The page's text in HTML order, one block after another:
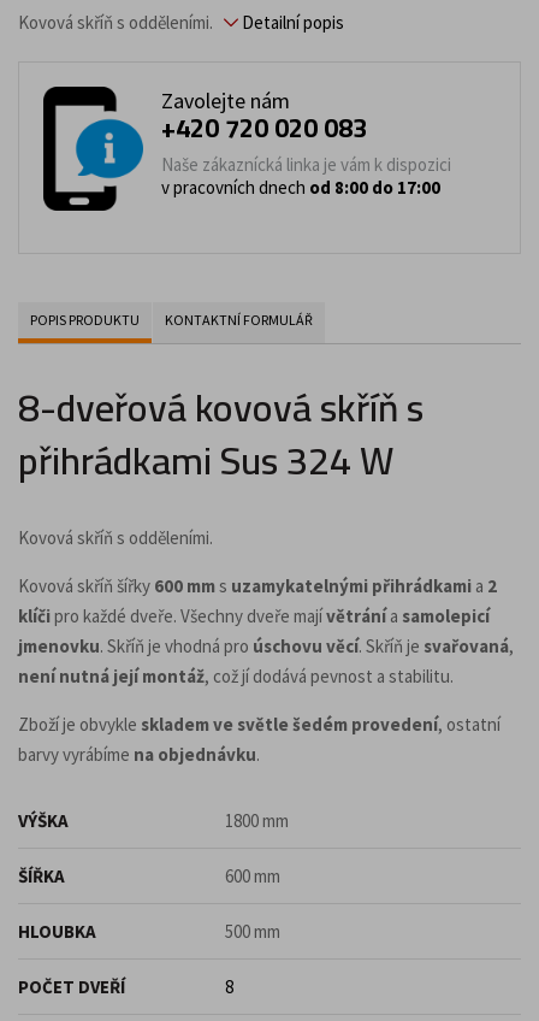
Kovová skříň s odděleními. Detailní popis
Zavolejte nám
+420 720 020 083
Naše zákaznícká linka je vám k dispozici
v pracovních dnech od 8:00 do 17:00
POPIS PRODUKTU KONTAKTNÍ FORMULÁŘ
8-dveřová kovová skříň s
přihrádkami Sus 324 W
Kovová skříň s odděleními.
Kovová skříň šířky 600 mms uzamykatelnými přihrádkami a 2
klíčipro každé dveře. Všechny dveře majívětránía samolepicí
jmenovku. Skříň je vhodná pro úschovu věcí. Skříň je svařovaná,
není nutná její montáž, což jí dodává pevnost a stabilitu.
Zboží je obvykle skladem ve světle šedém provedení, ostatní
barvy vyrábíme na objednávku.
VÝŠKA 1800 mm
ŠÍŘKA 600 mm
HLOUBKA 500 mm
POČET DVEŘÍ 8